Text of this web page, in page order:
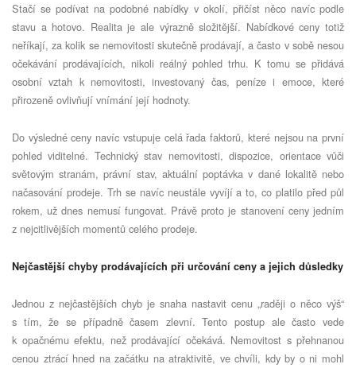
Stačí se podívat na podobné nabídky v okolí, přičíst něco navíc podle
stavu a hotovo. Realita je ale výrazně složitější. Nabídkové ceny totiž
neříkají, za kolik se nemovitosti skutečně prodávají, a často v sobě nesou
očekávání prodávajících, nikoli reálný pohled trhu. K tomu se přidává
osobní vztah k nemovitosti, investovaný čas, peníze i emoce, které
přirozeně ovlivňují vnímání její hodnoty.
Do výsledné ceny navíc vstupuje celá řada faktorů, které nejsou na první
pohled viditelné. Technický stav nemovitosti, dispozice, orientace vůči
světovým stranám, právní stav, aktuální poptávka v dané lokalitě nebo
načasování prodeje. Trh se navíc neustále vyvíjí a to, co platilo před půl
rokem, už dnes nemusí fungovat. Právě proto je stanovení ceny jedním
z nejcitlivějších momentů celého prodeje.
Nejčastější chyby prodávajících při určování ceny a jejich důsledky
Jednou z nejčastějších chyb je snaha nastavit cenu „raději o něco výš“
s tím, že se případně časem zlevní. Tento postup ale často vede
k opačnému efektu, než prodávající očekává. Nemovitost s přehnanou
cenou ztrácí hned na začátku na atraktivitě, ve chvíli, kdy by o ni mohl